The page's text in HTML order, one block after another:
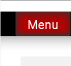
to
contentMenu